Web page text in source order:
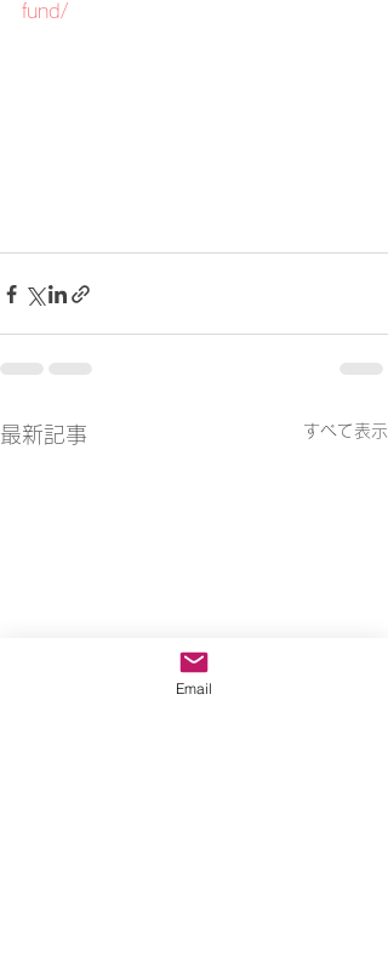
fund/
最新記事 すべて表示
Email